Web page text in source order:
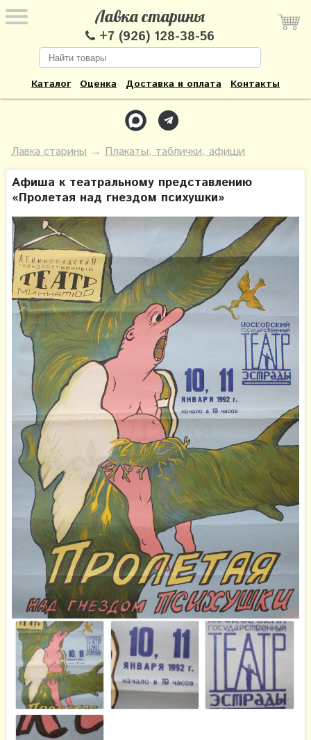
Лавка старины
+7 (926) 128-38-56
Каталог Оценка Доставка и оплата Контакты
Лавка старины → Плакаты, таблички, афиши
Афиша к театральному представлению
«Пролетая над гнездом психушки»